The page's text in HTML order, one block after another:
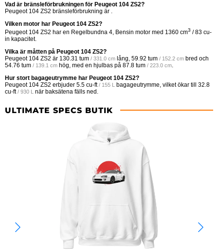
Vad är bränsleförbrukningen för Peugeot 104 ZS2?
Peugeot 104 ZS2 bränsleförbrukning är .
Vilken motor har Peugeot 104 ZS2?
Peugeot 104 ZS2 har en Regelbundna 4, Bensin motor med 1360 cm3 / 83 cu-
in kapacitet.
Vilka är måtten på Peugeot 104 ZS2?
Peugeot 104 ZS2 är 130.31 tum / 331.0 cm lång, 59.92 tum / 152.2 cm bred och
54.76 tum / 139.1 cm hög, med en hjulbas på 87.8 tum / 223.0 cm
Hur stort bagageutrymme har Peugeot 104 ZS2?
Peugeot 104 ZS2 erbjuder 5.5 cu-ft / 155 L bagageutrymme, vilket ökar till 32.8
cu-ft / 930 L när baksätena fälls ned.
ULTIMATE SPECS BUTIK